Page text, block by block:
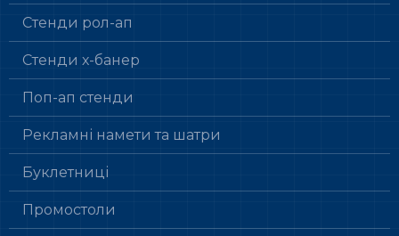
Стенди рол-ап
Стенди х-банер
Поп-ап стенди
Рекламні намети та шатри
Буклетниці
Промостоли